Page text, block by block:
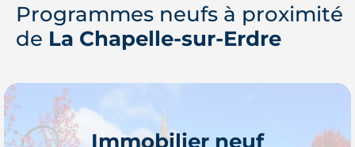
Programmes neufs à proximité
de La Chapelle-sur-Erdre
Immobilier neuf